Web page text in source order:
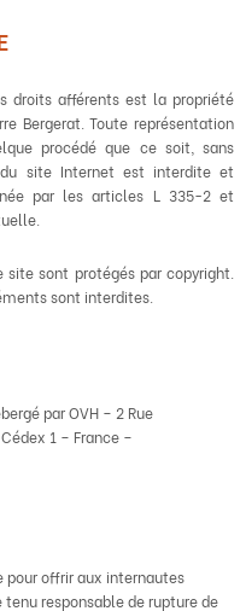
droits afférents est la propriété
Bergerat. Toute représentation
procédé que ce soit, sans
du site Internet est interdite et
par les articles L 335-2 et
sont protégés par copyright.
sont interdites.
par OVH – 2 Rue
1 – France –
offrir aux internautes
responsable de rupture de